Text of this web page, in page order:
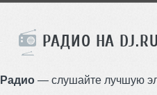
РАДИО НА DJ.RU
Радио— слушайте лучшую